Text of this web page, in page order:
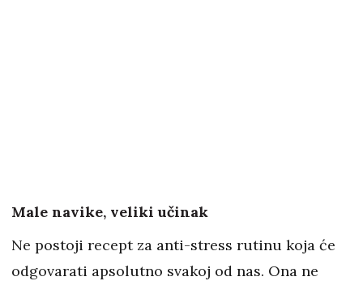
Male navike, veliki učinak
Ne postoji recept za anti-stress rutinu koja će
odgovarati apsolutno svakoj od nas. Ona ne